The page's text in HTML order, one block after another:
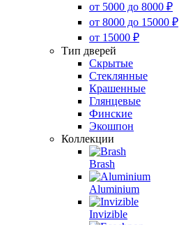
от 5000 до 8000 ₽
от 8000 до 15000 ₽
от 15000 ₽
Тип дверей
Скрытые
Стеклянные
Крашенные
Глянцевые
Финские
Экошпон
Коллекции
Brash
Aluminium
Invizible